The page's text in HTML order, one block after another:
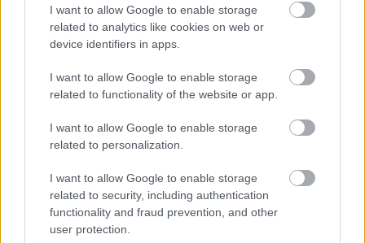
I want to allow Google to enable storage
related to analytics like cookies on web or
device identifiers in apps.
I want to allow Google to enable storage
related to functionality of the website or app.
I want to allow Google to enable storage
related to personalization.
I want to allow Google to enable storage
related to security, including authentication
functionality and fraud prevention, and other
user protection.
Ο κίνδυνος να σπάσει το δεκαετές σερί του Μαξ
Φερστάπεν